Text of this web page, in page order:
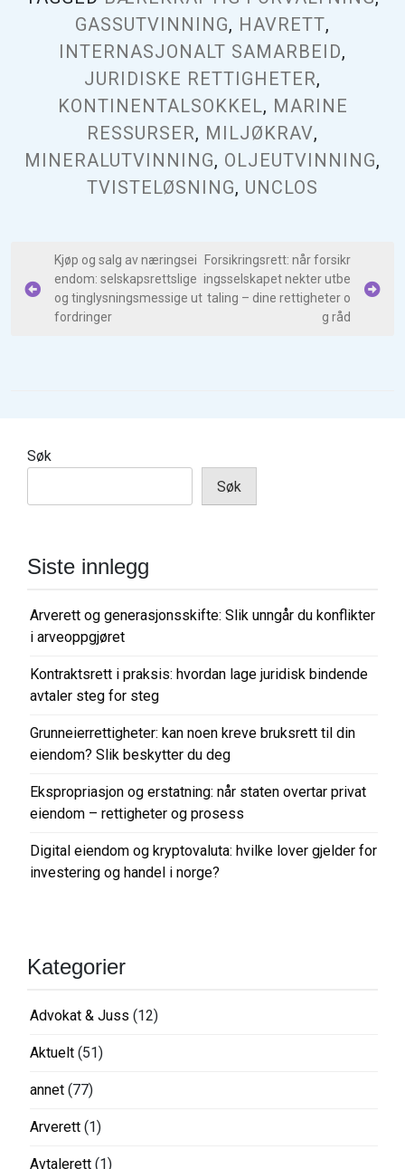
GASSUTVINNING, HAVRETT,
INTERNASJONALT SAMARBEID,
JURIDISKE RETTIGHETER,
KONTINENTALSOKKEL, MARINE
RESSURSER, MILJØKRAV,
MINERALUTVINNING, OLJEUTVINNING,
TVISTELØSNING, UNCLOS
n
s
a
i
a
s
o
n
Kjøp og salg av næringsei
endom: selskapsrettslige
og tinglysningsmessige ut
fordringer
Forsikringsrett: når forsikr
ingsselskapet nekter utbe
taling – dine rettigheter o
g råd
Søk
Søk
Siste innlegg
Arverett og generasjonsskifte: Slik unngår du konflikter
i arveoppgjøret
Kontraktsrett i praksis: hvordan lage juridisk bindende
avtaler steg for steg
Grunneierrettigheter: kan noen kreve bruksrett til din
eiendom? Slik beskytter du deg
Ekspropriasjon og erstatning: når staten overtar privat
eiendom – rettigheter og prosess
Digital eiendom og kryptovaluta: hvilke lover gjelder for
investering og handel i norge?
Kategorier
Advokat & Juss (12)
Aktuelt (51)
annet (77)
Arverett (1)
Avtalerett (1)